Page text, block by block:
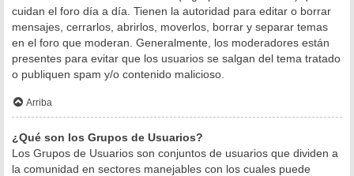
cuidan el foro día a día. Tienen la autoridad para editar o borrar
mensajes, cerrarlos, abrirlos, moverlos, borrar y separar temas
en el foro que moderan. Generalmente, los moderadores están
presentes para evitar que los usuarios se salgan del tema tratado
o publiquen spam y/o contenido malicioso.
Arriba
¿Qué son los Grupos de Usuarios?
Los Grupos de Usuarios son conjuntos de usuarios que dividen a
la comunidad en sectores manejables con los cuales puede